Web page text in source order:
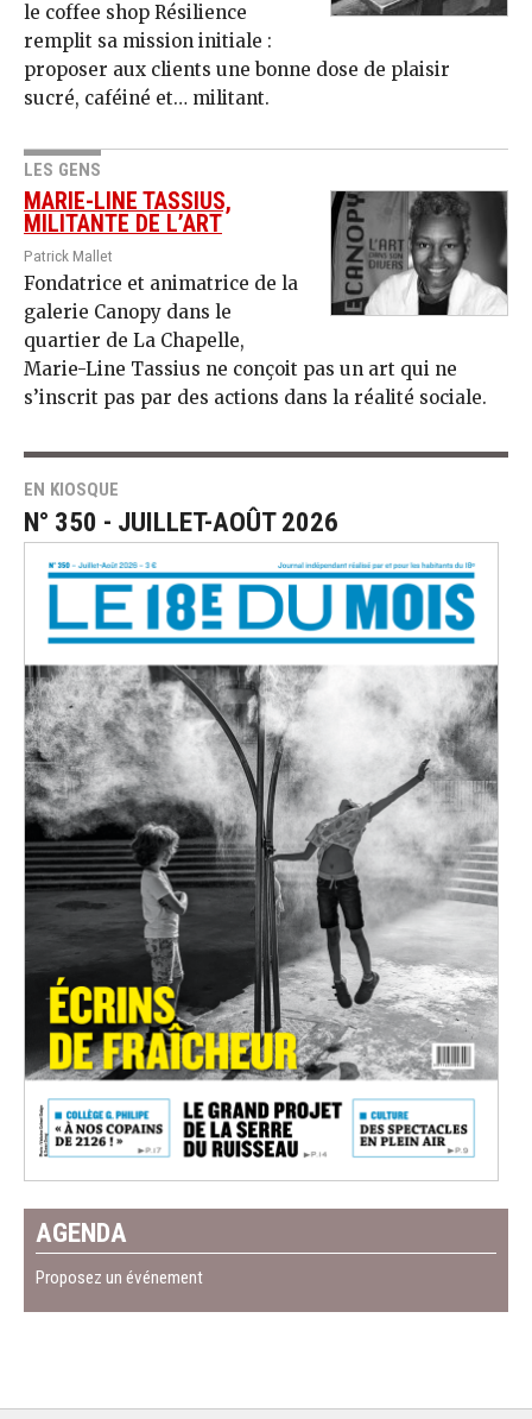
le coffee shop Résilience
remplit sa mission initiale :
proposer aux clients une bonne dose de plaisir
sucré, caféiné et… militant.
LES GENS
MARIE-LINE TASSIUS,
MILITANTE DE L’ART
Patrick Mallet
Fondatrice et animatrice de la
galerie Canopy dans le
quartier de La Chapelle,
Marie-Line Tassius ne conçoit pas un art qui ne
s’inscrit pas par des actions dans la réalité sociale.
EN KIOSQUE
N° 350 - JUILLET-AOÛT 2026
AGENDA
Proposez un événement